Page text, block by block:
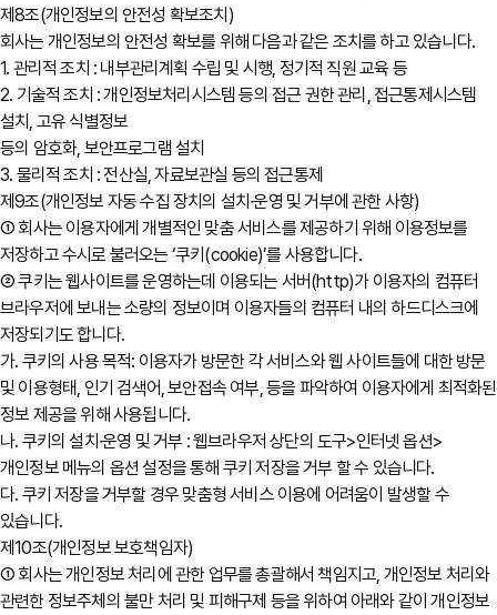
제8조(개인정보의 안전성 확보조치)
회사는 개인정보의 안전성 확보를 위해 다음과 같은 조치를 하고 있습니다.
1. 관리적 조치 : 내부관리계획 수립 및 시행, 정기적 직원 교육 등
2. 기술적 조치 : 개인정보처리시스템 등의 접근 권한 관리, 접근통제시스템
설치, 고유 식별정보
등의 암호화, 보안프로그램 설치
3. 물리적 조치 : 전산실, 자료보관실 등의 접근통제
제9조(개인정보 자동 수집 장치의 설치∙운영 및 거부에 관한 사항)
① 회사는 이용자에게 개별적인 맞춤 서비스를 제공하기 위해 이용정보를
저장하고 수시로 불러오는 ‘쿠키(cookie)’를 사용합니다.
② 쿠키는 웹사이트를 운영하는데 이용되는 서버(http)가 이용자의 컴퓨터
브라우저에 보내는 소량의 정보이며 이용자들의 컴퓨터 내의 하드디스크에
저장되기도 합니다.
가. 쿠키의 사용 목적: 이용자가 방문한 각 서비스와 웹 사이트들에 대한 방문
및 이용형태, 인기 검색어, 보안접속 여부, 등을 파악하여 이용자에게 최적화된
정보 제공을 위해 사용됩니다.
나. 쿠키의 설치∙운영 및 거부 : 웹브라우저 상단의 도구>인터넷 옵션>
개인정보 메뉴의 옵션 설정을 통해 쿠키 저장을 거부 할 수 있습니다.
다. 쿠키 저장을 거부할 경우 맞춤형 서비스 이용에 어려움이 발생할 수
있습니다.
제10조(개인정보 보호책임자)
① 회사는 개인정보 처리에 관한 업무를 총괄해서 책임지고, 개인정보 처리와
관련한 정보주체의 불만 처리 및 피해구제 등을 위하여 아래와 같이 개인정보